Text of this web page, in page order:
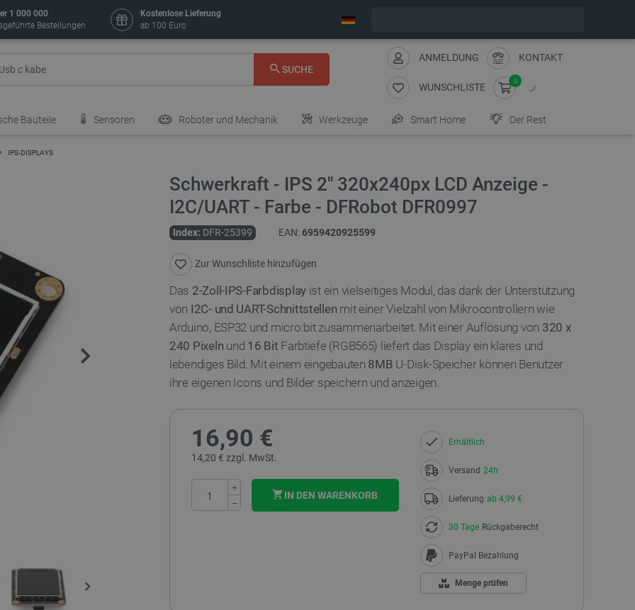
1 000 000
Bestellungen
Kostenlose Lieferung
ab 100 Euro
SUCHE
ANMELDUNG KONTAKT
WUNSCHLISTE
0
Bauteile Sensoren Roboter und Mechanik Werkzeuge Smart Home Der Rest
IPS-DISPLAYS
Schwerkraft - IPS 2'' 320x240px LCD Anzeige -
I2C/UART - Farbe - DFRobot DFR0997
Index: DFR-25399 EAN:6959420925599
Zur Wunschliste hinzufügen
Das 2-Zoll-IPS-Farbdisplayist ein vielseitiges Modul, das dank der Unterstützung
von I2C- und UART-Schnittstellen mit einer Vielzahl von Mikrocontrollern wie
Arduino, ESP32 und micro:bit zusammenarbeitet. Mit einer Auflösung von 320 x
240 Pixeln und 16 Bit Farbtiefe (RGB565) liefert das Display ein klares und
lebendiges Bild. Mit einem eingebauten 8MB U-Disk-Speicher können Benutzer
ihre eigenen Icons und Bilder speichern und anzeigen.
16,90 €
14,20 € zzgl. MwSt.
+
−
IN DEN WARENKORB
Erhältlich
Versand 24h
Lieferung ab 4,99 €
30 Tage Rückgaberecht
PayPal Bezahlung
Menge prüfen